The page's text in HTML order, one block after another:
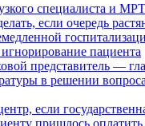
специалиста и
если очередь
пациента
представитель —
в решении вопроса
если
пришлось